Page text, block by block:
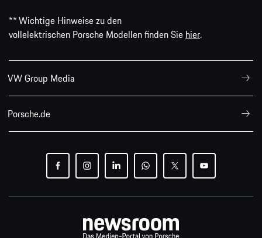
** Wichtige Hinweise zu den
vollelektrischen Porsche Modellen finden Sie hier.
VW Group Media
Porsche.de